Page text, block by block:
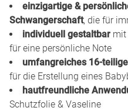
einzigartige &
Schwangerschaft, die für
individuell gestaltbar mit
für eine persönliche Note
umfangreiches 16-
für die Erstellung eines
hautfreundliche
Schutzfolie & Vaseline